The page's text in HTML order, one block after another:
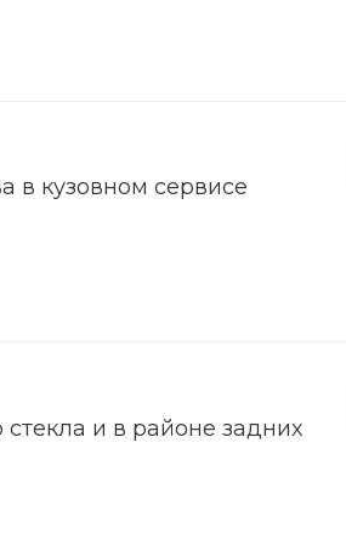
в кузовном сервисе
и в районе задних